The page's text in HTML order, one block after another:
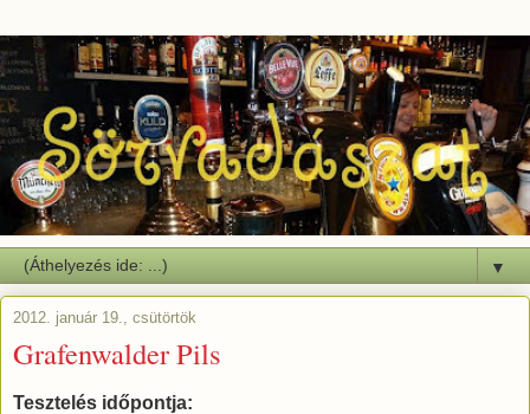
▼
2012. január 19., csütörtök
Grafenwalder Pils
Tesztelés időpontja: